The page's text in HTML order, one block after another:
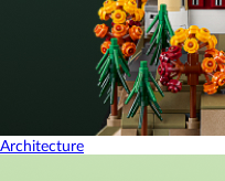
Architecture